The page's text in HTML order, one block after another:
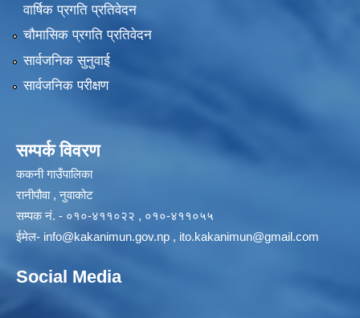
वार्षिक प्रगति प्रतिवेदन
चौमासिक प्रगति प्रतिवेदन
सार्वजनिक सुनुवाई
सार्वजनिक परीक्षण
सम्पर्क विवरण
ककनी गाउँपालिका
रानीपौवा , नुवाकोट
सम्पक नं. - ०१०-४११०२२ , ०१०-४११०५५
ईमेल- info@kakanimun.gov.np , ito.kakanimun@gmail.com
Social Media